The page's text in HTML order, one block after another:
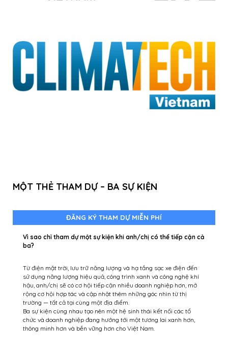
MỘT THẺ THAM DỰ – BA SỰ KIỆN
ĐĂNG KÝ THAM DỰ MIỄN PHÍ
Vì sao chỉ tham dự một sự kiện khi anh/chị có thể tiếp cận cả
ba?
Từ điện mặt trời, lưu trữ năng lượng và hạ tầng sạc xe điện đến
sử dụng năng lượng hiệu quả, công trình xanh và công nghệ khí
hậu, anh/chị sẽ có cơ hội tiếp cận nhiều doanh nghiệp hơn, mở
rộng cơ hội hợp tác và cập nhật thêm những góc nhìn từ thị
trường — tất cả tại cùng một địa điểm.​
Ba sự kiện cùng nhau tạo nên một hệ sinh thái kết nối các tổ
chức và doanh nghiệp đang hướng tới một tương lai xanh hơn,
thông minh hơn và bền vững hơn cho Việt Nam.